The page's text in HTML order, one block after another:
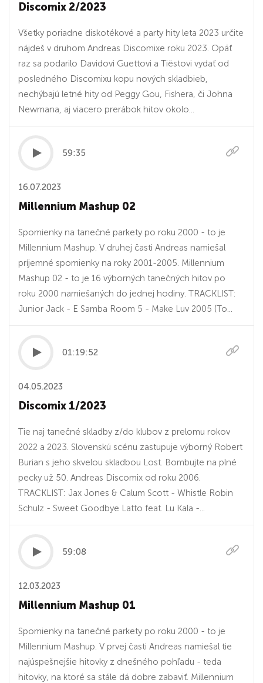
Discomix 2/2023
Všetky poriadne diskotékové a party hity leta 2023 určite
nájdeš v druhom Andreas Discomixe roku 2023. Opäť
raz sa podarilo Davidovi Guettovi a Tiëstovi vydať od
posledného Discomixu kopu nových skladbieb,
nechýbajú letné hity od Peggy Gou, Fishera, či Johna
Newmana, aj viacero prerábok hitov okolo...
59:35
16.07.2023
Millennium Mashup 02
Spomienky na tanečné parkety po roku 2000 - to je
Millennium Mashup. V druhej časti Andreas namiešal
príjemné spomienky na roky 2001-2005. Millennium
Mashup 02 - to je 16 výborných tanečných hitov po
roku 2000 namiešaných do jednej hodiny. TRACKLIST:
Junior Jack - E Samba Room 5 - Make Luv 2005 (To...
01:19:52
04.05.2023
Discomix 1/2023
Tie naj tanečné skladby z/do klubov z prelomu rokov
2022 a 2023. Slovenskú scénu zastupuje výborný Robert
Burian s jeho skvelou skladbou Lost. Bombujte na plné
pecky už 50. Andreas Discomix od roku 2006.
TRACKLIST: Jax Jones & Calum Scott - Whistle Robin
Schulz - Sweet Goodbye Latto feat. Lu Kala -...
59:08
12.03.2023
Millennium Mashup 01
Spomienky na tanečné parkety po roku 2000 - to je
Millennium Mashup. V prvej časti Andreas namiešal tie
najúspešnejšie hitovky z dnešného pohľadu - teda
hitovky, na ktoré sa stále dá dobre zabaviť. Millennium